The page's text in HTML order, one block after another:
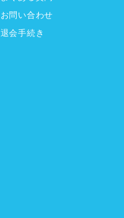
お問い合わせ
退会手続き